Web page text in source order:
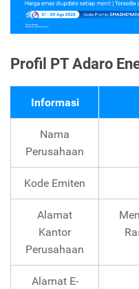
Profil PT Adaro
Informasi
Nama
Perusahaan
Kode Emiten
Alamat
Kantor
Perusahaan
Alamat E-